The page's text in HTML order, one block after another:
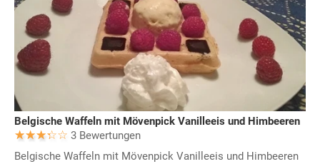
Belgische Waffeln mit Mövenpick Vanilleeis und Himbeeren
3 Bewertungen
Belgische Waffeln mit Mövenpick Vanilleeis und Himbeeren